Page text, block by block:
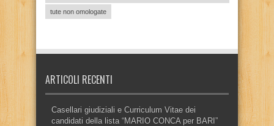
tute non omologate
ARTICOLI RECENTI
Casellari giudiziali e Curriculum Vitae dei
candidati della lista “MARIO CONCA per BARI”